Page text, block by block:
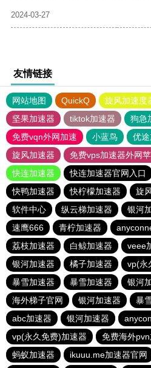
2024-03-27
友情链接
网站地图 QuickQ 旋风加速度
坚果加速器
tiktok加速器
狗急
免费vqn外网加速
小蓝鸟 优
旋风加速器
免费vps加速器外网
快连加速器
快连加速器官网入口
快鸭加速器
快柠檬加速器 旋
软件中心
纵云梯加速器 银河
速鹰666
青柠加速器
荔枝加速器
白鲸加速器 veee
银河加速器
橘子加速器
vp(永
暴雪加速器
暴雪加速器 银河
海外梯子官网
银河加速器 暴
abc加速器
银河加速器
vp(永久免费)加速器
免费海外
蚂蚁加速器
ikuuu.me加速器官网